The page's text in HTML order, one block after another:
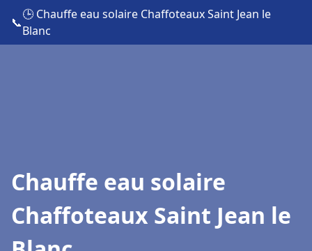
📞
🕒 Chauffe eau solaire Chaffoteaux Saint Jean le
Blanc
Chauffe eau solaire
Chaffoteaux Saint Jean le